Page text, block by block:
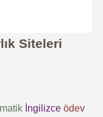
Siteleri
İngilizce ödev